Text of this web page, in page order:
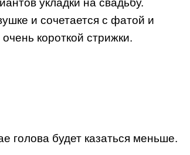
укладки на свадьбу.
и сочетается с фатой и
короткой стрижки.
голова будет казаться меньше.